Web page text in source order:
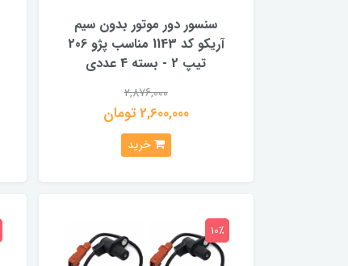
سنسور دور موتور بدون سیم
آریکو کد 1143 مناسب پژو 206
تیپ 2 - بسته 4 عددی
2,876,000
2,600,000 تومان
خرید
10٪